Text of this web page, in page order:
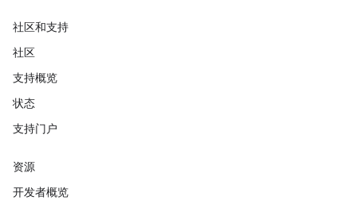
社区和支持
社区
支持概览
状态
支持门户
资源
开发者概览